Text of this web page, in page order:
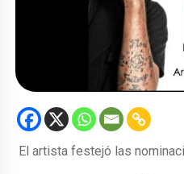
El artista festejó las